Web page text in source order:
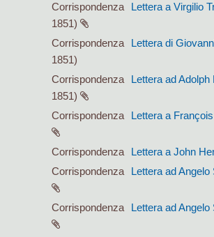
Corrispondenza
Lettera a Virgilio
1851)
Corrispondenza
Lettera di
1851)
Corrispondenza
Lettera ad Adolph
1851)
Corrispondenza
Lettera a
Corrispondenza Lettera a John
Corrispondenza
Lettera ad Angelo
Corrispondenza Lettera ad Angelo